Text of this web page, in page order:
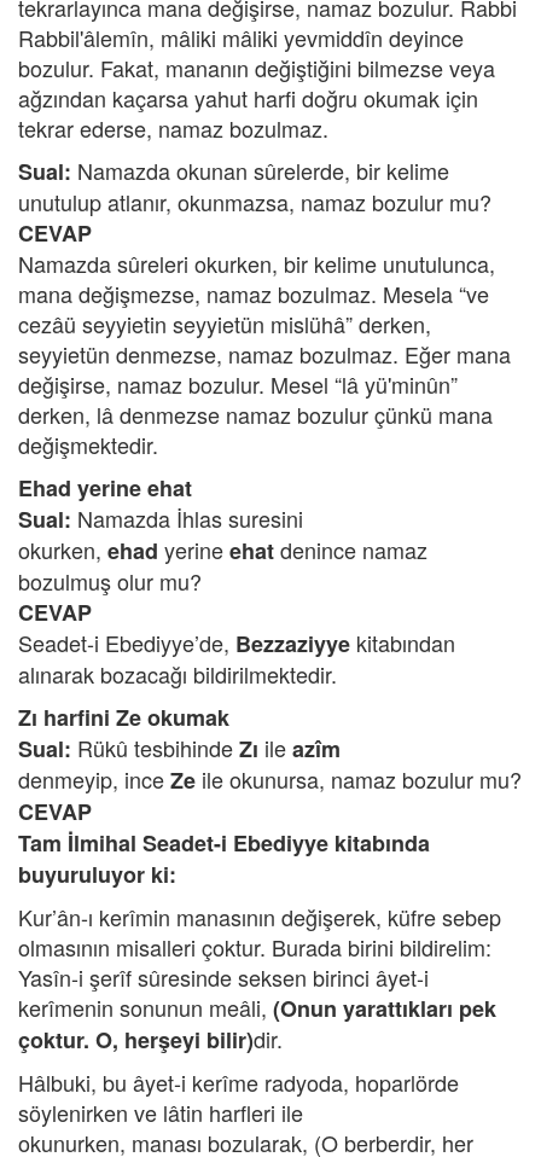
tekrarlayınca mana değişirse, namaz bozulur. Rabbi
Rabbil'âlemîn, mâliki mâliki yevmiddîn deyince
bozulur. Fakat, mananın değiştiğini bilmezse veya
ağzından kaçarsa yahut harfi doğru okumak için
tekrar ederse, namaz bozulmaz.
Sual: Namazda okunan sûrelerde, bir kelime
unutulup atlanır, okunmazsa, namaz bozulur mu?
CEVAP
Namazda sûreleri okurken, bir kelime unutulunca,
mana değişmezse, namaz bozulmaz. Mesela “ve
cezâü seyyietin seyyietün mislühâ” derken,
seyyietün denmezse, namaz bozulmaz. Eğer mana
değişirse, namaz bozulur. Mesel “lâ yü'minûn”
derken, lâ denmezse namaz bozulur çünkü mana
değişmektedir.
Ehad yerine ehat
Sual: Namazda İhlas suresini
okurken, ehad yerineehatdenince namaz
bozulmuş olur mu?
CEVAP
Seadet-i Ebediyye’de, Bezzaziyye kitabından
alınarak bozacağı bildirilmektedir.
Zı harfini Ze okumak
Sual: Rükû tesbihindeZı ileazîm
denmeyip, inceZe ile okunursa, namaz bozulur mu?
CEVAP
Tam İlmihal Seadet-i Ebediyye kitabında
buyuruluyor ki:
Kur’ân-ı kerîmin manasının değişerek, küfre sebep
olmasının misalleri çoktur. Burada birini bildirelim:
Yasîn-i şerîf sûresinde seksen birinci âyet-i
kerîmenin sonunun meâli, (Onun yarattıkları pek
çoktur. O, herşeyi bilir)dir.
Hâlbuki, bu âyet-i kerîme radyoda, hoparlörde
söylenirken ve lâtin harfleri ile
okunurken, manası bozularak, (O berberdir, her